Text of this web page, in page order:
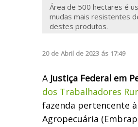
Área de 500 hectares é
mudas mais resistentes
destes produtos.
20 de Abril de 2023 ás 17:49
A Justiça Federal em
dos Trabalhadores
fazenda pertencente
Agropecuária